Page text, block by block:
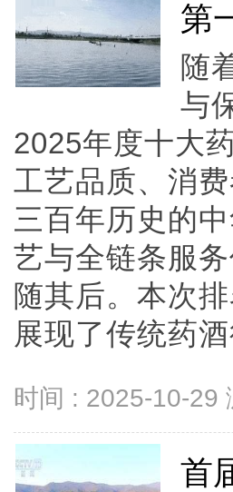
第
随
与
2025年度十大
工艺品质、消
三百年历史的
艺与全链条服
随其后。本次
展现了传统药
时间 : 2025-10-29
首